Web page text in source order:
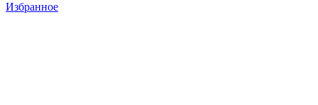
Избранное